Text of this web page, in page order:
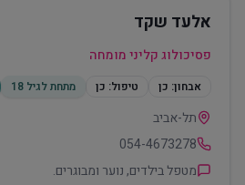
אלעד שקד
פסיכולוג קליני מומחה
אבחון: כן טיפול: כן מתחת לגיל 18
תל-אביב
054-4673278
מטפל בילדים, נוער ומבוגרים.